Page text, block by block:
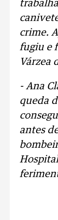
crime.
fugiu e
Várzea
- Ana
queda
antes